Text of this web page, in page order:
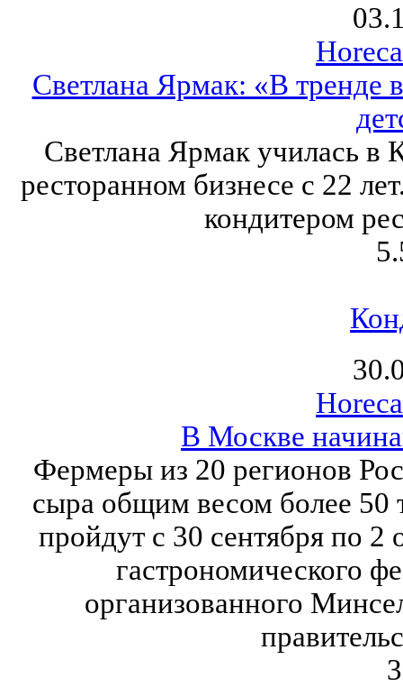
Светлана Ярмак: «В тренде
Светлана Ярмак училась в
ресторанном бизнесе с 22
кондитером
В Москве
Фермеры из 20 регионов
сыра общим весом более
пройдут с 30 сентября по 2
гастрономического
организованного